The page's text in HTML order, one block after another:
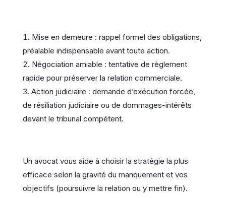
Mise en demeure : rappel formel des obligations,
préalable indispensable avant toute action.
Négociation amiable : tentative de règlement
rapide pour préserver la relation commerciale.
Action judiciaire : demande d’exécution forcée,
de résiliation judiciaire ou de dommages-intérêts
devant le tribunal compétent.
Un avocat vous aide à choisir la stratégie la plus
efficace selon la gravité du manquement et vos
objectifs (poursuivre la relation ou y mettre fin).